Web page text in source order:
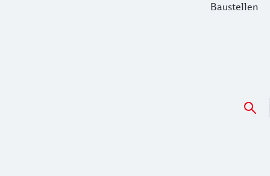
Baustellen